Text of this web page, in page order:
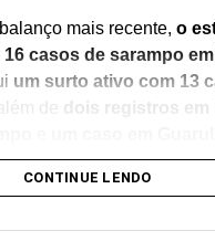
EM CRUZEIRO
teste genético para
futuro da mente
mais recente, o
casos de sarampo em
um surto ativo com 13
dois registros em
das ações de
dias 3 de agosto e 1º
CONTINUE LENDO